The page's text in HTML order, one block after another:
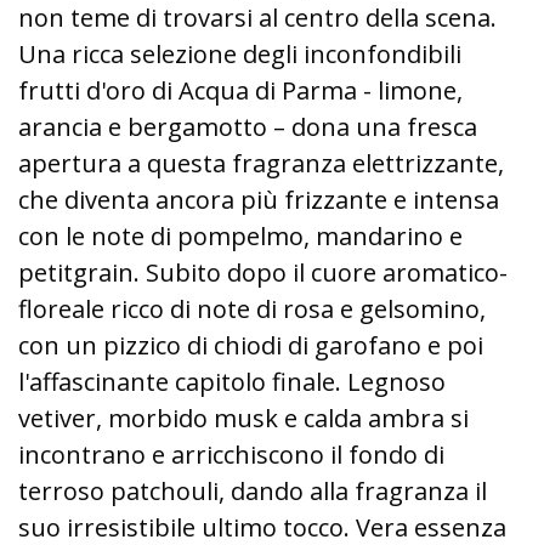
non teme di trovarsi al centro della scena.
Una ricca selezione degli inconfondibili
frutti d'oro di Acqua di Parma - limone,
arancia e bergamotto – dona una fresca
apertura a questa fragranza elettrizzante,
che diventa ancora più frizzante e intensa
con le note di pompelmo, mandarino e
petitgrain. Subito dopo il cuore aromatico-
floreale ricco di note di rosa e gelsomino,
con un pizzico di chiodi di garofano e poi
l'affascinante capitolo finale. Legnoso
vetiver, morbido musk e calda ambra si
incontrano e arricchiscono il fondo di
terroso patchouli, dando alla fragranza il
suo irresistibile ultimo tocco. Vera essenza